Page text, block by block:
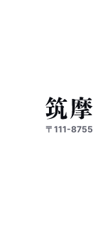
〒111-8755